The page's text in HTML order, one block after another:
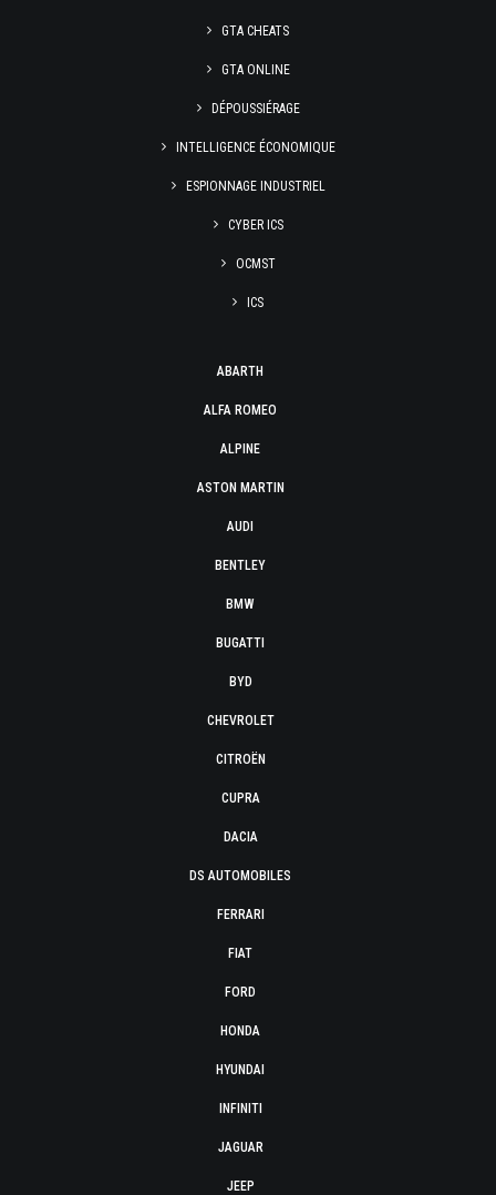
GTA CHEATS
GTA ONLINE
DÉPOUSSIÉRAGE
INTELLIGENCE ÉCONOMIQUE
ESPIONNAGE INDUSTRIEL
CYBER ICS
OCMST
ICS
ABARTH
ALFA ROMEO
ALPINE
ASTON MARTIN
AUDI
BENTLEY
BMW
BUGATTI
BYD
CHEVROLET
CITROËN
CUPRA
DACIA
DS AUTOMOBILES
FERRARI
FIAT
FORD
HONDA
HYUNDAI
INFINITI
JAGUAR
JEEP